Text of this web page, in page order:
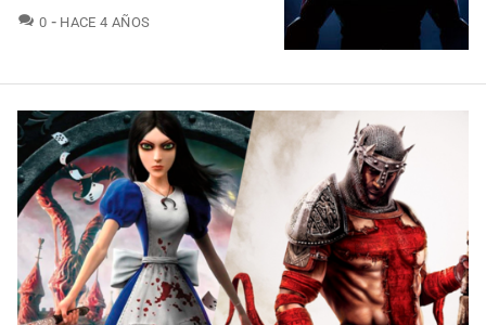
0 COMENTARIOS
HACE 4 AÑOS